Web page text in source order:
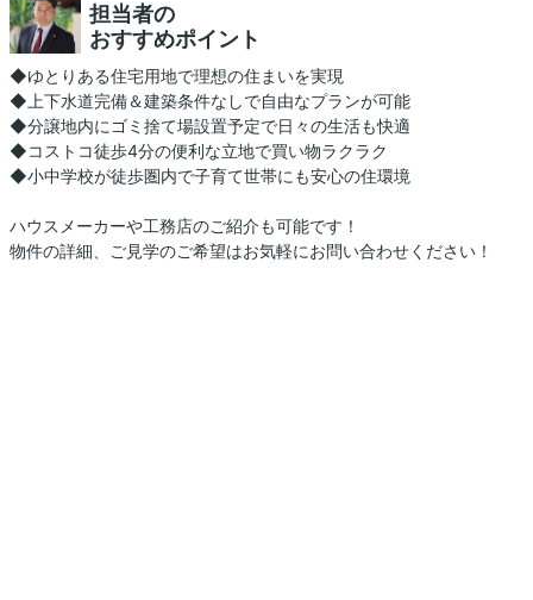
担当者の
おすすめポイント
◆ゆとりある住宅用地で理想の住まいを実現
◆上下水道完備＆建築条件なしで自由なプランが可能
◆分譲地内にゴミ捨て場設置予定で日々の生活も快適
◆コストコ徒歩4分の便利な立地で買い物ラクラク
◆小中学校が徒歩圏内で子育て世帯にも安心の住環境
ハウスメーカーや工務店のご紹介も可能です！
物件の詳細、ご見学のご希望はお気軽にお問い合わせください！